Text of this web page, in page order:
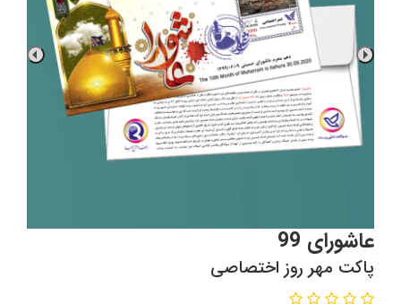
عاشورای 99
پاکت مهر روز اختصاصی